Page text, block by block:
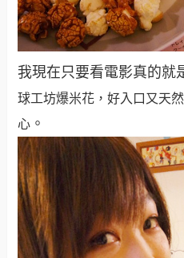
我現在只要看電影真的就
球工坊爆米花，好入口又天
心 。